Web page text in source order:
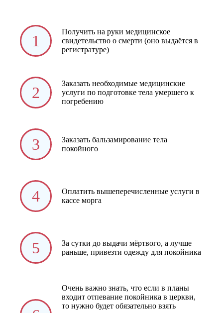
1
Получить на руки медицинское
свидетельство о смерти (оно выдаётся в
регистратуре)
2
Заказать необходимые медицинские
услуги по подготовке тела умершего к
погребению
3
Заказать бальзамирование тела
покойного
4
Оплатить вышеперечисленные услуги в
кассе морга
5
За сутки до выдачи мёртвого, а лучше
раньше, привезти одежду для покойника
Очень важно знать, что если в планы
входит отпевание покойника в церкви,
то нужно будет обязательно взять